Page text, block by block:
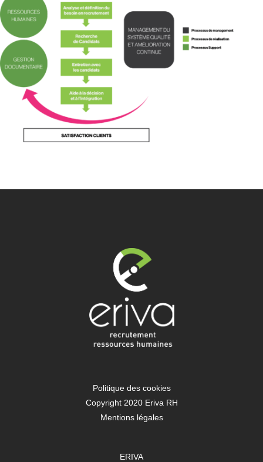
Politique des cookies
Copyright 2020 Eriva RH
Mentions légales
ERIVA